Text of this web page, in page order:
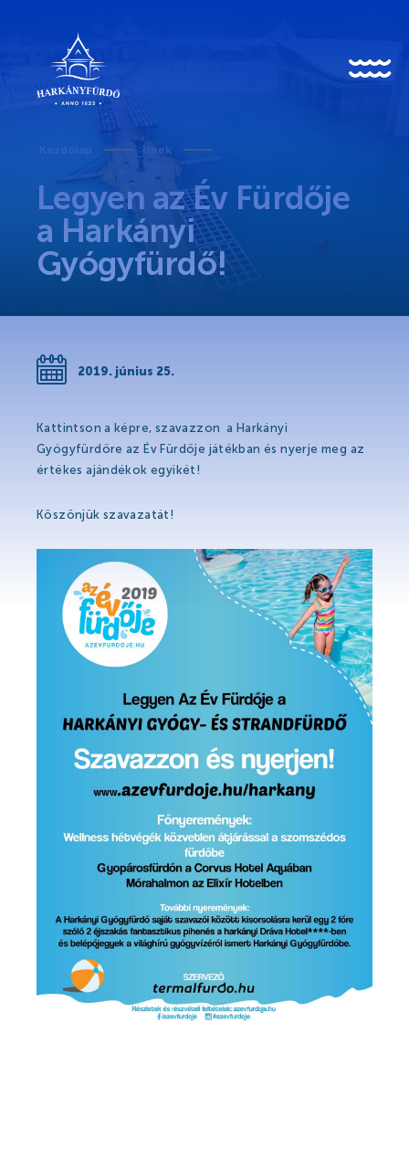
Rólunk
Karrier
Történet
Események
Rólunk mondták
Partnerek
Gyógyfürdő
Harka Vízivilág
Szaunavilág
Fedett Gyermekvilág
Wellness és spa
Harkányi Thermal kozmetikumok
Orvosi kutatások
HU EN
Kezdőlap Hírek
Legyen az Év Fürdője
a Harkányi
Gyógyfürdő!
2019. június 25.
Kattintson a képre, szavazzon a Harkányi
Gyógyfürdőre az Év Fürdője játékban és nyerje meg az
értékes ajándékok egyikét!
Köszönjük szavazatát!